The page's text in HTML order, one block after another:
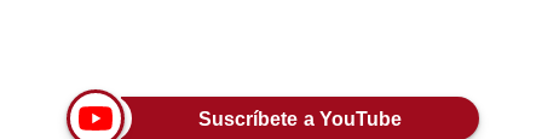
Moda Suscríbete a YouTube